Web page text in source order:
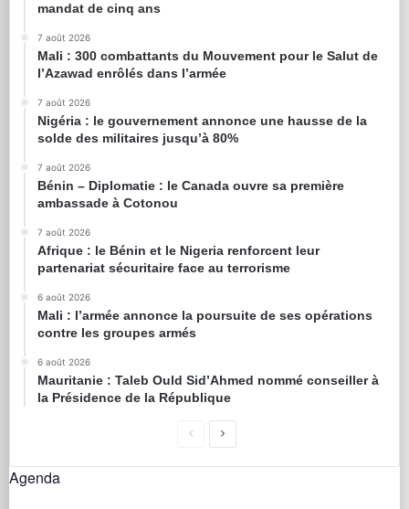
mandat de cinq ans
7 août 2026
Mali : 300 combattants du Mouvement pour le Salut de
l’Azawad enrôlés dans l’armée
7 août 2026
Nigéria : le gouvernement annonce une hausse de la
solde des militaires jusqu’à 80%
7 août 2026
Bénin – Diplomatie : le Canada ouvre sa première
ambassade à Cotonou
7 août 2026
Afrique : le Bénin et le Nigeria renforcent leur
partenariat sécuritaire face au terrorisme
6 août 2026
Mali : l’armée annonce la poursuite de ses opérations
contre les groupes armés
6 août 2026
Mauritanie : Taleb Ould Sid’Ahmed nommé conseiller à
la Présidence de la République
Agenda